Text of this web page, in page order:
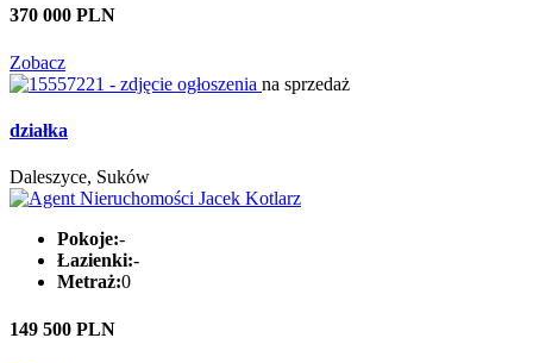
370 000 PLN
Zobacz
na sprzedaż
działka
Daleszyce, Suków
Pokoje:-
Łazienki:-
Metraż:0
149 500 PLN